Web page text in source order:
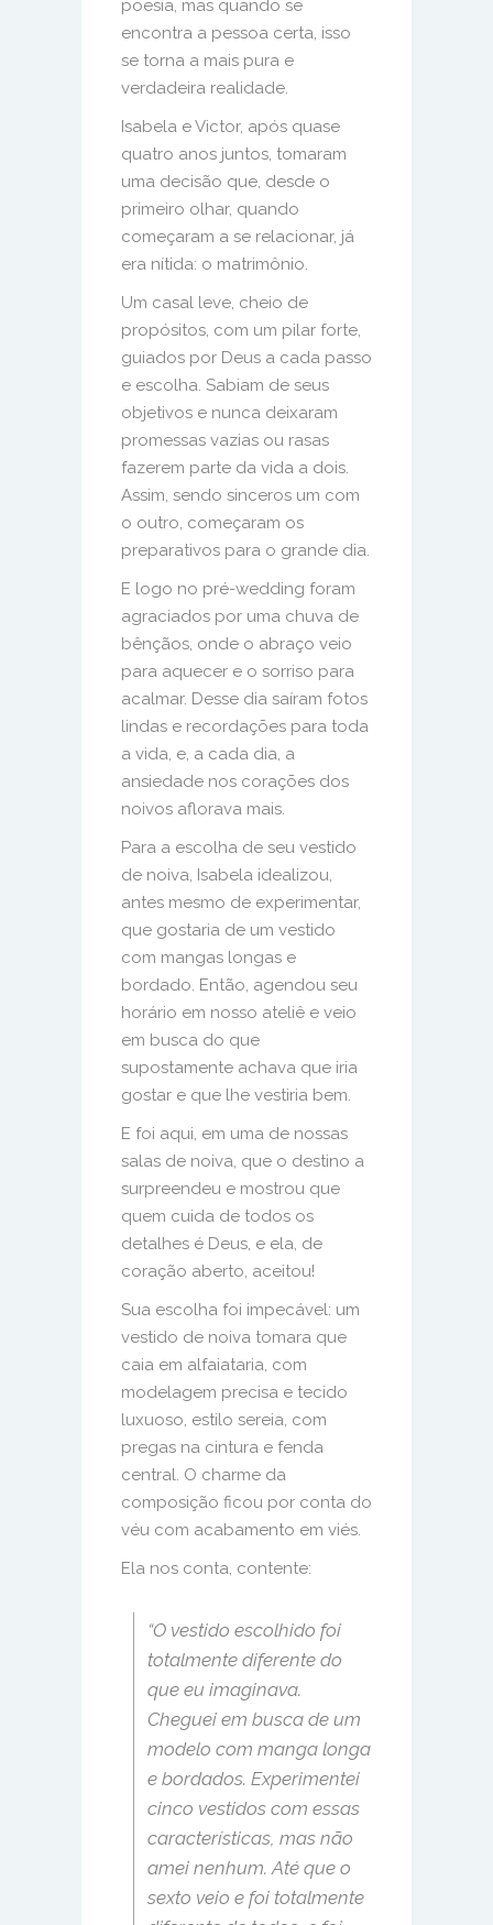
poesia, mas quando se
encontra a pessoa certa, isso
se torna a mais pura e
verdadeira realidade.
Isabela e Victor, após quase
quatro anos juntos, tomaram
uma decisão que, desde o
primeiro olhar, quando
começaram a se relacionar, já
era nítida: o matrimônio.
Um casal leve, cheio de
propósitos, com um pilar forte,
guiados por Deus a cada passo
e escolha. Sabiam de seus
objetivos e nunca deixaram
promessas vazias ou rasas
fazerem parte da vida a dois.
Assim, sendo sinceros um com
o outro, começaram os
preparativos para o grande dia.
E logo no pré-wedding foram
agraciados por uma chuva de
bênçãos, onde o abraço veio
para aquecer e o sorriso para
acalmar. Desse dia saíram fotos
lindas e recordações para toda
a vida, e, a cada dia, a
ansiedade nos corações dos
noivos aflorava mais.
Para a escolha de seu vestido
de noiva, Isabela idealizou,
antes mesmo de experimentar,
que gostaria de um vestido
com mangas longas e
bordado. Então, agendou seu
horário em nosso ateliê e veio
em busca do que
supostamente achava que iria
gostar e que lhe vestiria bem.
E foi aqui, em uma de nossas
salas de noiva, que o destino a
surpreendeu e mostrou que
quem cuida de todos os
detalhes é Deus, e ela, de
coração aberto, aceitou!
Sua escolha foi impecável: um
vestido de noiva tomara que
caia em alfaiataria, com
modelagem precisa e tecido
luxuoso, estilo sereia, com
pregas na cintura e fenda
central. O charme da
composição ficou por conta do
véu com acabamento em viés.
Ela nos conta, contente:
“O vestido escolhido foi
totalmente diferente do
que eu imaginava.
Cheguei em busca de um
modelo com manga longa
e bordados. Experimentei
cinco vestidos com essas
características, mas não
amei nenhum. Até que o
sexto veio e foi totalmente